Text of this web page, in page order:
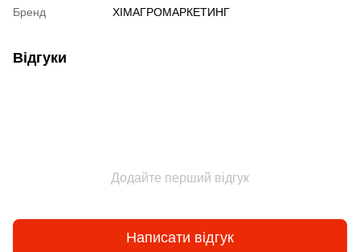
Бренд ХІМАГРОМАРКЕТИНГ
Відгуки
Додайте перший відгук
Написати відгук